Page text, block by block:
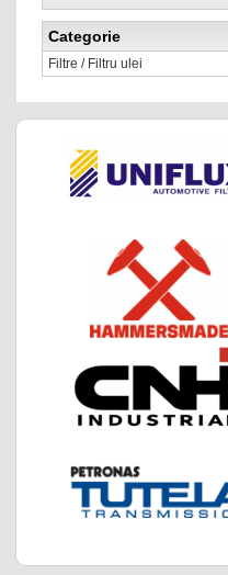
Categorie
Filtre / Filtru ulei